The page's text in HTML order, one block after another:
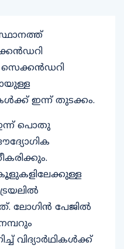
ഇന്ന് തുടക്കം.
പൊതു
ഔദ്യോഗിക
ലോഗിൻ പേജിൽ
വിദ്യാർഥികൾക്ക്